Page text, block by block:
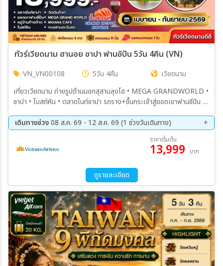
ทัวร์เวียดนาม ฮานอย ซาปา ฟานซิปัน 5วัน 4คืน (VN)
VN_VN00108 5วัน 4คืน
เวียดนาม
เที่ยวเวียดนาม ถ่ายรูปด้านนอกสุสานลุงโฮ • MEGA GRANDWORLD •
ซาปา • โบสถ์หิน • ตลาดไนท์ซาปา รถราง+ขึ้นกระเช้าสู่ยอดเขาฟานซีปัน •
•ขอพรเจ้าแม่กวนอิม •ฮานอย •ร้านเยื่อไผ่ •วัดเฉินก๊วก •ทะเลสาบคืนดาบ
•ช้อปปิ้งตลาด 36 สาย • ร้าน OTOP
เดินทางช่วง08 ส.ค. 69 - 12 ส.ค. 69 (1 ช่วงวันเดินทาง)
ราคาเริ่มต้น
13,999 บาท
ดูรายละเอียด